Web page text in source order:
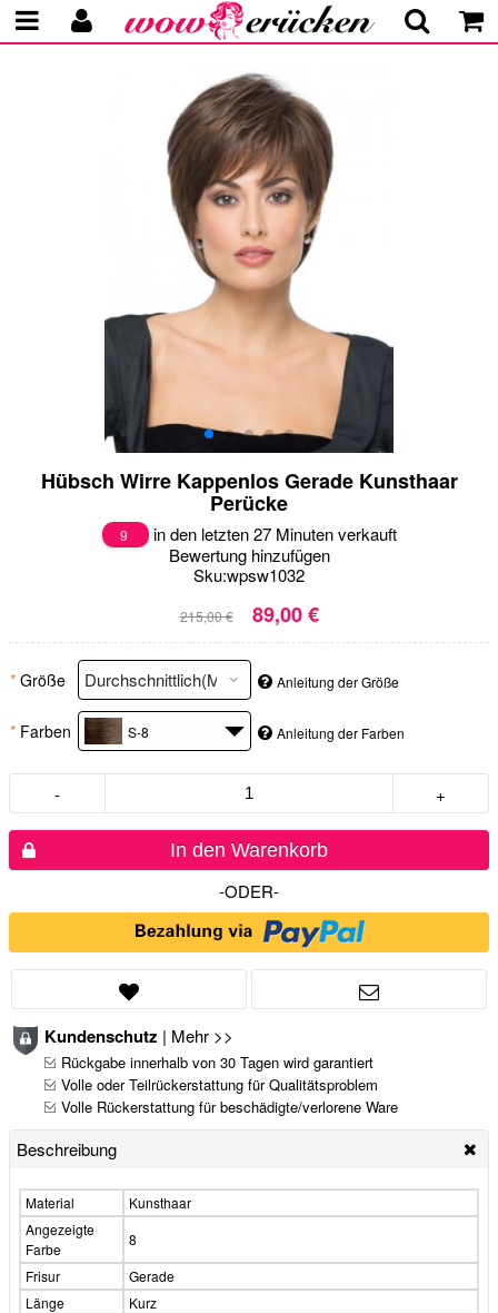
Hübsch Wirre Kappenlos Gerade Kunsthaar
Perücke
9
in den letzten 27 Minuten verkauft
Bewertung hinzufügen
Sku:wpsw1032
215,00 € 89,00 €
* Größe Anleitung der Größe
* Farben S-8 Anleitung der Farben
- +
In den Warenkorb
-ODER-
Kundenschutz | Mehr >>
Rückgabe innerhalb von 30 Tagen wird garantiert
Volle oder Teilrückerstattung für Qualitätsproblem
Volle Rückerstattung für beschädigte/verlorene Ware
Beschreibung
Material
Kunsthaar
Angezeigte
Farbe
8
Frisur
Gerade
Länge
Kurz